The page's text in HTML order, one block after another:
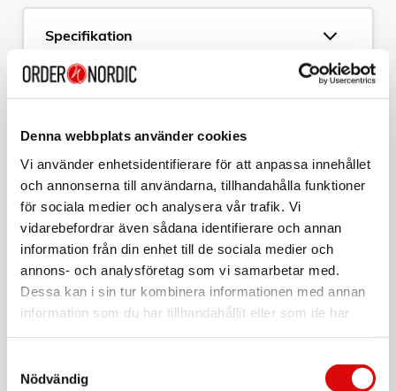
Denna webbplats använder cookies
Vi använder enhetsidentifierare för att anpassa innehållet
och annonserna till användarna, tillhandahålla funktioner
för sociala medier och analysera vår trafik. Vi
vidarebefordrar även sådana identifierare och annan
information från din enhet till de sociala medier och
annons- och analysföretag som vi samarbetar med.
Dessa kan i sin tur kombinera informationen med annan
information som du har tillhandahållit eller som de har
Nödvändig
Specifikation
Beskrivning
Art. nr:7002S
EAN-kod:
7350050970024
För hel kartong beställ:
Midsize hockeymålbur - strl 140 x 95 x 60cm.
Stabil målbur som är enkel att montera.
Vikt 10kg.